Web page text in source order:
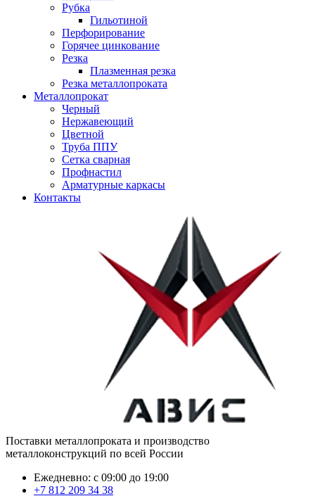
Рубка
Гильотиной
Перфорирование
Горячее цинкование
Резка
Плазменная резка
Резка металлопроката
Металлопрокат
Черный
Нержавеющий
Цветной
Труба ППУ
Сетка сварная
Профнастил
Арматурные каркасы
Контакты
Поставки металлопроката и производство
металлоконструкций по всей России
Ежедневно: с 09:00 до 19:00
+7 812 209 34 38